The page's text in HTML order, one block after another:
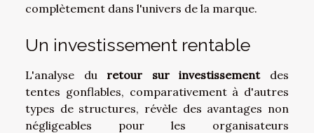
complètement dans l'univers de la marque.
Un investissement rentable
L'analyse du retour sur investissementdes
tentes gonflables, comparativement à d'autres
types de structures, révèle des avantages non
négligeables pour les organisateurs